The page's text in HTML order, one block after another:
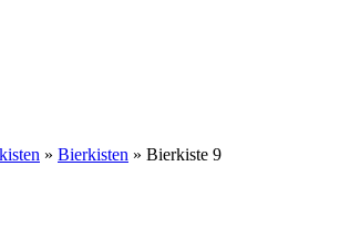
» Bierkisten » Bierkiste 9